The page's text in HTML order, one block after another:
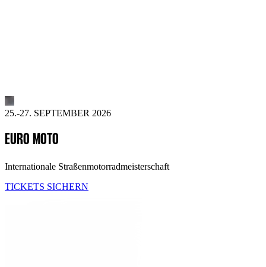
25.-27. SEPTEMBER 2026
EURO MOTO
Internationale Straßenmotorradmeisterschaft
TICKETS SICHERN